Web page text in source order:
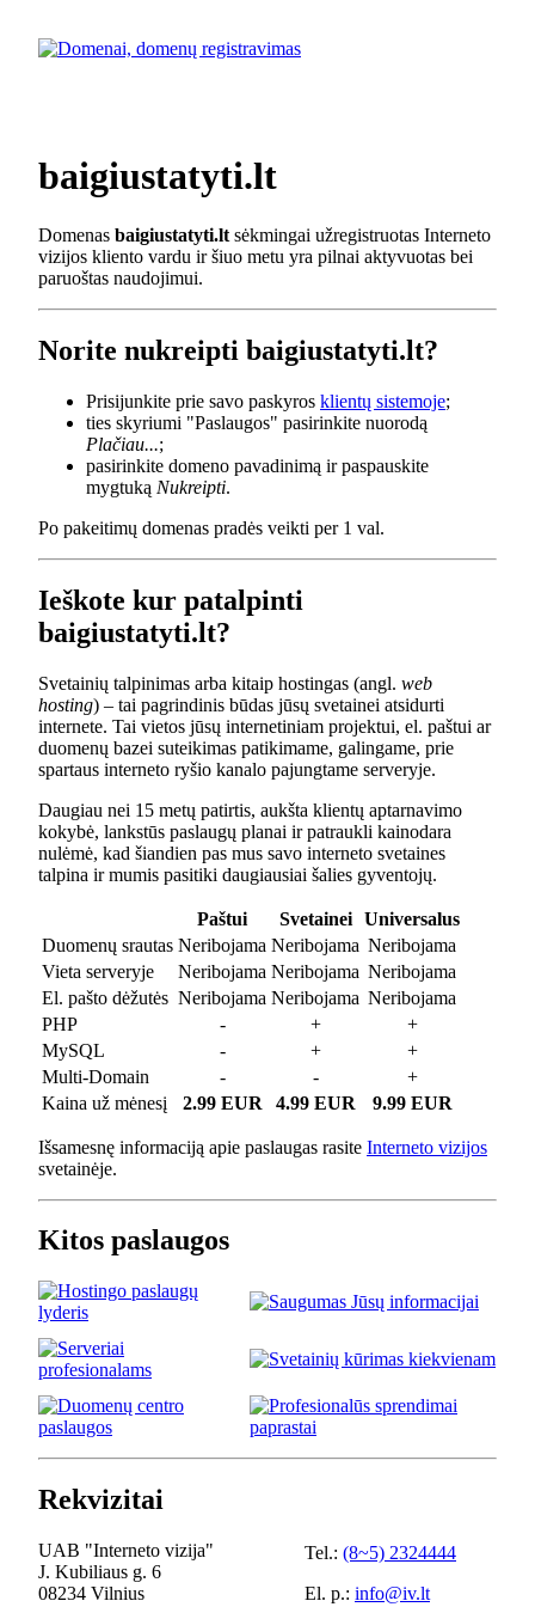
baigiustatyti.lt
Domenas baigiustatyti.lt sėkmingai užregistruotas Interneto
vizijos kliento vardu ir šiuo metu yra pilnai aktyvuotas bei
paruoštas naudojimui.
Norite nukreipti baigiustatyti.lt?
Prisijunkite prie savo paskyros klientų sistemoje;
ties skyriumi "Paslaugos" pasirinkite nuorodą
Plačiau...;
pasirinkite domeno pavadinimą ir paspauskite
mygtuką Nukreipti.
Po pakeitimų domenas pradės veikti per 1 val.
Ieškote kur patalpinti
baigiustatyti.lt?
Svetainių talpinimas arba kitaip hostingas (angl. web
hosting) – tai pagrindinis būdas jūsų svetainei atsidurti
internete. Tai vietos jūsų internetiniam projektui, el. paštui ar
duomenų bazei suteikimas patikimame, galingame, prie
spartaus interneto ryšio kanalo pajungtame serveryje.
Daugiau nei 15 metų patirtis, aukšta klientų aptarnavimo
kokybė, lankstūs paslaugų planai ir patraukli kainodara
nulėmė, kad šiandien pas mus savo interneto svetaines
talpina ir mumis pasitiki daugiausiai šalies gyventojų.
Paštui Svetainei
Universalus
Duomenų srautas Neribojama Neribojama Neribojama
Vieta serveryje
Neribojama Neribojama Neribojama
El. pašto dėžutės Neribojama Neribojama Neribojama
PHP
- +
+
MySQL
- +
+
Multi-Domain
- -
+
Kaina už mėnesį
2.99 EUR 4.99 EUR 9.99 EUR
Išsamesnę informaciją apie paslaugas rasite Interneto vizijos
svetainėje.
Kitos paslaugos
Rekvizitai
UAB "Interneto vizija"
J. Kubiliaus g. 6
08234 Vilnius
Tel.: (8~5) 2324444
El. p.: info@iv.lt